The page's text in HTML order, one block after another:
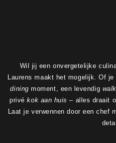
Wil jij een onvergetelijke
Laurens maakt het mogelijk. Of
diningmoment, een levendig
privé kok aan huis – alles draait
Laat je verwennen door een chef